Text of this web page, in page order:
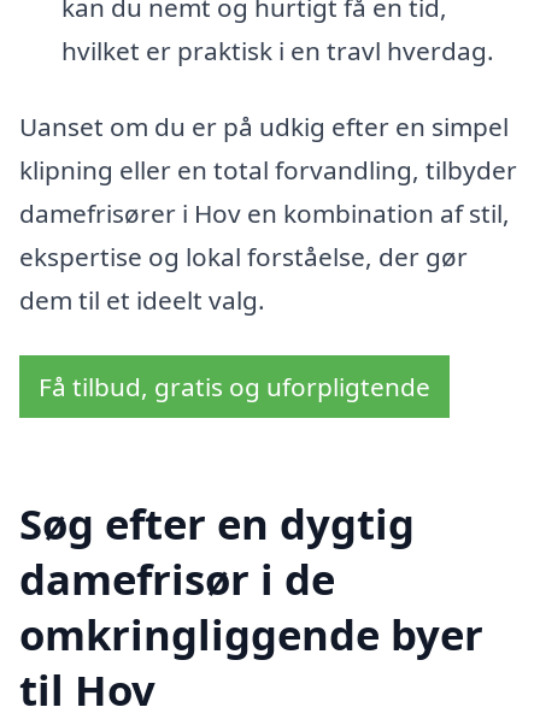
hvilket er praktisk i en travl hverdag.
Uanset om du er på udkig efter en simpel
klipning eller en total forvandling, tilbyder
damefrisører i Hov en kombination af stil,
ekspertise og lokal forståelse, der gør
dem til et ideelt valg.
Få tilbud, gratis og uforpligtende
Søg efter en dygtig
damefrisør i de
omkringliggende byer
til Hov